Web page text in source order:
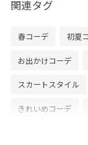
関連タグ
春コーデ 初夏
お出かけコーデ
スカートスタイル
きれいめコーデ